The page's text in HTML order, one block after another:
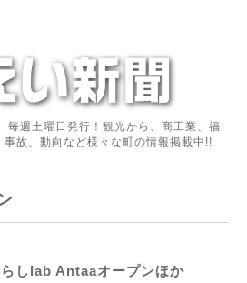
毎週土曜日発行！観光から、商工業、福
故、動向など様々な町の情報掲載中!!
しlab Antaaオープンほか